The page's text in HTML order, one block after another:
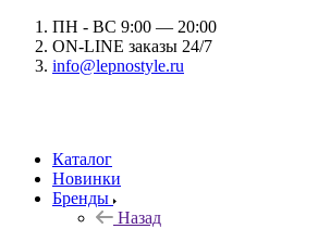
ПН - ВС 9:00 — 20:00
ON-LINE заказы 24/7
info@lepnostyle.ru
Каталог
Новинки
Бренды
Назад